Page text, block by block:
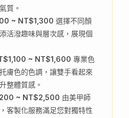
質。
~ NT$1,300 選擇不同顏
活潑趣味與層次感，展現個
~ NT$1,600 專業色
膚色的色調，讓雙手看起來
整體質感。
~ NT$2,500 由美甲師
客製化服務滿足您對獨特性